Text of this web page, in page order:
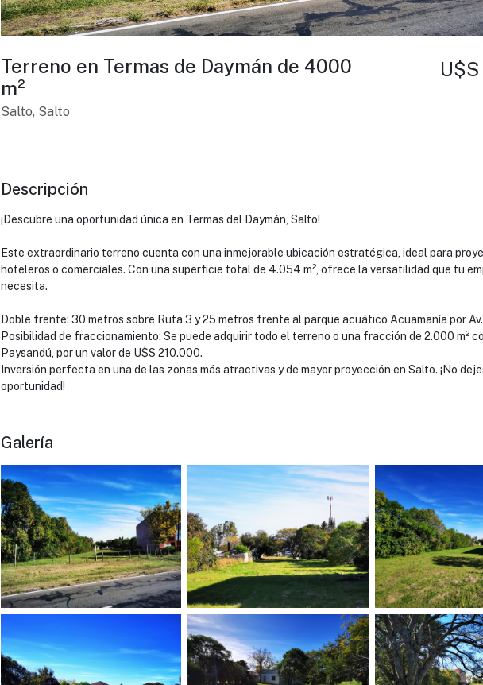
Terreno en Termas de Daymán de 4000
m²
Salto, Salto
Descripción
¡Descubre una oportunidad única en Termas del Daymán, Salto!
Este extraordinario terreno cuenta con una inmejorable ubicación estratégica, ideal para
hoteleros o comerciales. Con una superficie total de 4.054 m², ofrece la versatilidad que tu
necesita.
Doble frente: 30 metros sobre Ruta 3 y 25 metros frente al parque acuático Acuamanía por
Posibilidad de fraccionamiento: Se puede adquirir todo el terreno o una fracción de 2.000 m²
Paysandú, por un valor de U$S 210.000.
Inversión perfecta en una de las zonas más atractivas y de mayor proyección en Salto. ¡No
oportunidad!
Galería